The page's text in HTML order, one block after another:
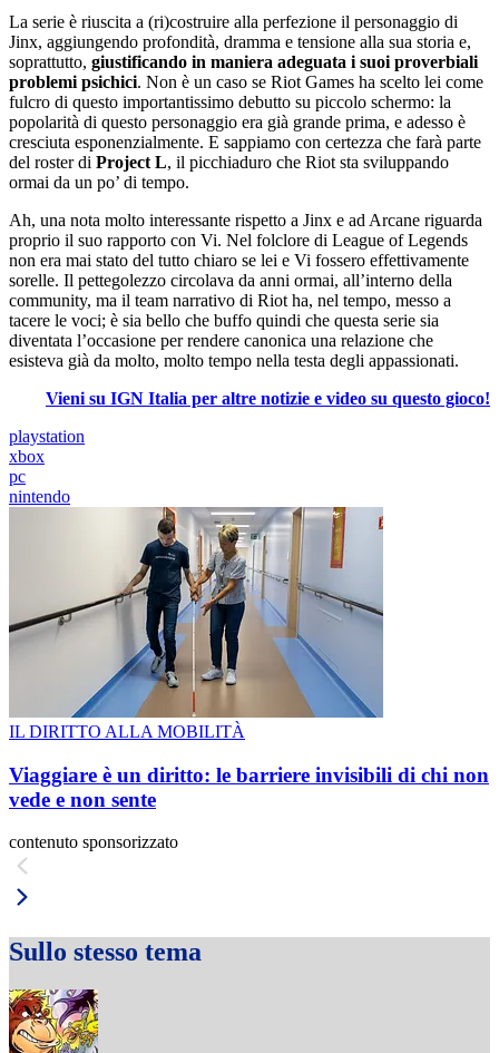
La serie è riuscita a (ri)costruire alla perfezione il personaggio di
Jinx, aggiungendo profondità, dramma e tensione alla sua storia e,
soprattutto, giustificando in maniera adeguata i suoi proverbiali
problemi psichici. Non è un caso se Riot Games ha scelto lei come
fulcro di questo importantissimo debutto su piccolo schermo: la
popolarità di questo personaggio era già grande prima, e adesso è
cresciuta esponenzialmente. E sappiamo con certezza che farà parte
del roster di Project L, il picchiaduro che Riot sta sviluppando
ormai da un po’ di tempo.
Ah, una nota molto interessante rispetto a Jinx e ad Arcane riguarda
proprio il suo rapporto con Vi. Nel folclore di League of Legends
non era mai stato del tutto chiaro se lei e Vi fossero effettivamente
sorelle. Il pettegolezzo circolava da anni ormai, all’interno della
community, ma il team narrativo di Riot ha, nel tempo, messo a
tacere le voci; è sia bello che buffo quindi che questa serie sia
diventata l’occasione per rendere canonica una relazione che
esisteva già da molto, molto tempo nella testa degli appassionati.
Vieni su IGN Italia per altre notizie e video su questo gioco!
playstation
xbox
pc
nintendo
IL DIRITTO ALLA MOBILITÀ
Viaggiare è un diritto: le barriere invisibili di chi non
vede e non sente
contenuto sponsorizzato
Sullo stesso tema